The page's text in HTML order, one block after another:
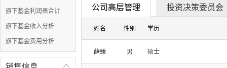
旗下基金利润表合计
旗下基金收入分析
旗下基金费用分析
公司高层管理 投资决策委员会
姓名 性别 学历
薛臻 男 硕士